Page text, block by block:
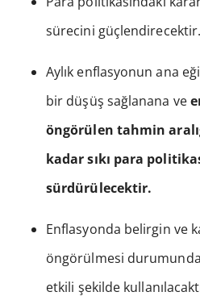
sürecini güçlendirecektir.
Aylık enflasyonun ana
bir düşüş sağlanana ve
öngörülen tahmin
kadar sıkı para
sürdürülecektir.
Enflasyonda belirgin ve
öngörülmesi
etkili şekilde